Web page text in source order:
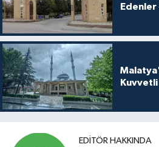
Edenler
Kuvvetli
EDITÖR HAKKINDA